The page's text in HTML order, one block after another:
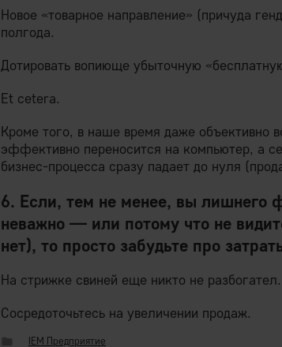
Новое «товарное направление» (причуда
полгода.
Дотировать вопиюще убыточную
Et cetera.
Кроме того, в наше время даже объективно
эффективно переносится на компьютер, а
бизнес-процесса сразу падает до нуля
6. Если, тем не менее, вы лишнего
неважно — или потому что не
нет), то просто забудьте про
На стрижке свиней еще никто не разбогател.
Сосредоточьтесь на увеличении продаж.
IEM Предприятие